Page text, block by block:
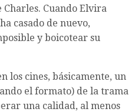
Cuando Elvira
casado de nuevo,
y boicotear su
los cines, básicamente, un
el formato) de la trama
una calidad, al menos